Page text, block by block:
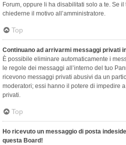
Forum, oppure li ha disabilitati solo a te. Se il
chiederne il motivo all’amministratore.
Top
Continuano ad arrivarmi messaggi privati
È possibile eliminare automaticamente i
le regole dei messaggi all’interno del tuo
ricevono messaggi privati ​​abusivi da un
moderatori; essi hanno il potere di impedire
privati​​.
Top
Ho ricevuto un messaggio di posta
questa Board!